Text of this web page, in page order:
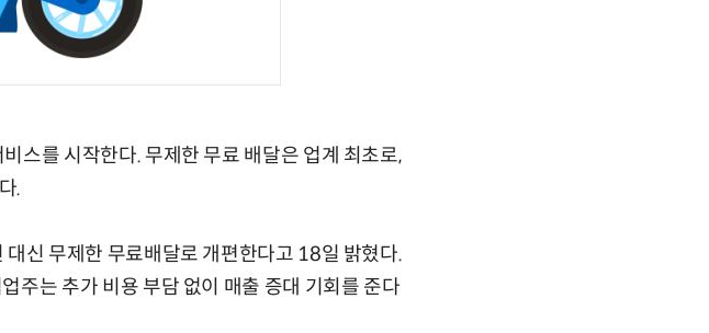
스를 시작한다. 무제한 무료 배달은 업계 최초로,
.
신 무제한 무료배달로 개편한다고 18일 밝혔다.
주는 추가 비용 부담 없이 매출 증대 기회를 준다